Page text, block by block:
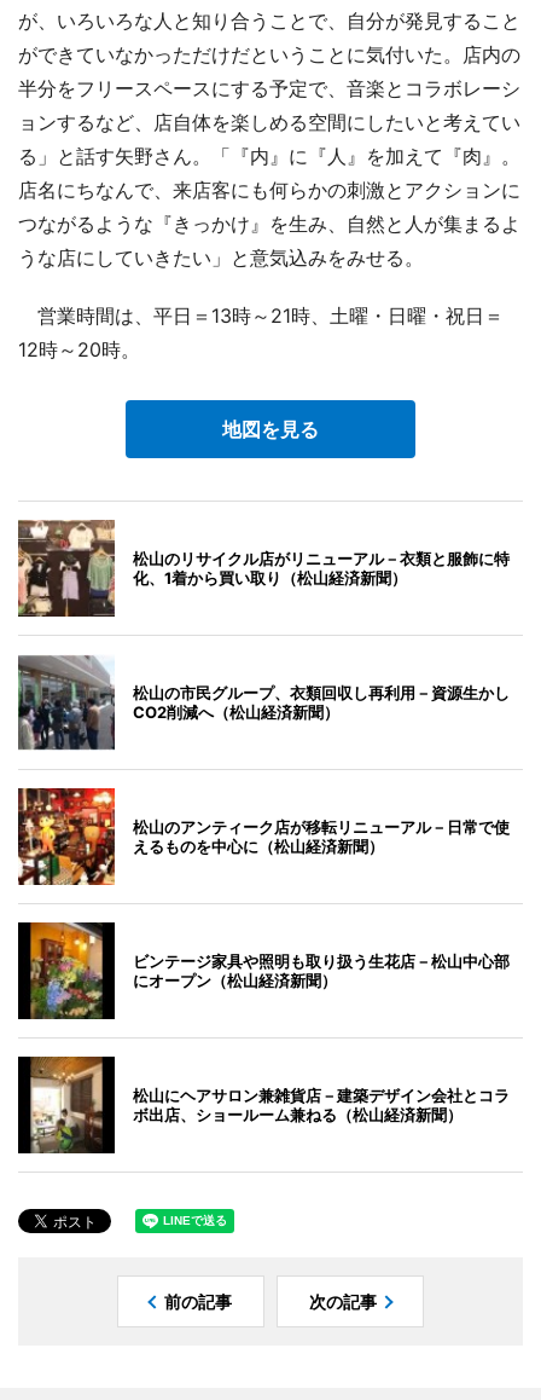
が、いろいろな人と知り合うことで、自分が発見すること
ができていなかっただけだということに気付いた。店内の
半分をフリースペースにする予定で、音楽とコラボレーシ
ョンするなど、店自体を楽しめる空間にしたいと考えてい
る」と話す矢野さん。「『内』に『人』を加えて『肉』。
店名にちなんで、来店客にも何らかの刺激とアクションに
つながるような『きっかけ』を生み、自然と人が集まるよ
うな店にしていきたい」と意気込みをみせる。
営業時間は、平日＝13時～21時、土曜・日曜・祝日＝
12時～20時。
地図を見る
松山のリサイクル店がリニューアル－衣類と服飾に特
化、1着から買い取り（松山経済新聞）
松山の市民グループ、衣類回収し再利用－資源生かし
CO2削減へ（松山経済新聞）
松山のアンティーク店が移転リニューアル－日常で使
えるものを中心に（松山経済新聞）
ビンテージ家具や照明も取り扱う生花店－松山中心部
にオープン（松山経済新聞）
松山にヘアサロン兼雑貨店－建築デザイン会社とコラ
ボ出店、ショールーム兼ねる（松山経済新聞）
前の記事 次の記事